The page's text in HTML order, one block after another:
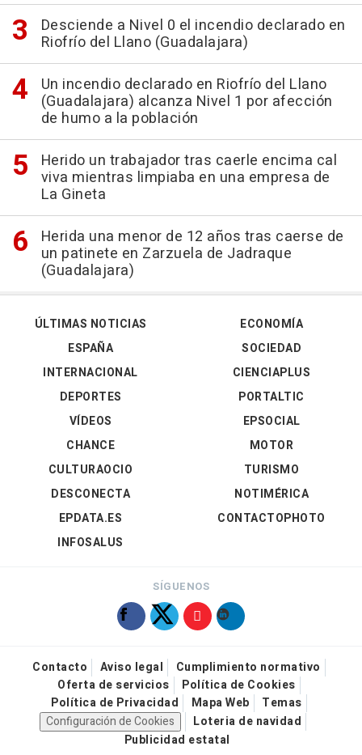
Desciende a Nivel 0 el incendio declarado en
Riofrío del Llano (Guadalajara)
Un incendio declarado en Riofrío del Llano
(Guadalajara) alcanza Nivel 1 por afección
de humo a la población
Herido un trabajador tras caerle encima cal
viva mientras limpiaba en una empresa de
La Gineta
Herida una menor de 12 años tras caerse de
un patinete en Zarzuela de Jadraque
(Guadalajara)
ÚLTIMAS NOTICIAS
ESPAÑA
INTERNACIONAL
DEPORTES
VÍDEOS
ECONOMÍA
SOCIEDAD
CIENCIAPLUS
PORTALTIC
EPSOCIAL
CHANCE
CULTURAOCIO
DESCONECTA
EPDATA.ES
INFOSALUS
MOTOR
TURISMO
NOTIMÉRICA
CONTACTOPHOTO
SÍGUENOS
Contacto Aviso legal
Cumplimiento normativo
Oferta de servicios
Política de Cookies
Política de Privacidad
Mapa Web
Temas
Configuración de Cookies
Loteria de navidad
Publicidad estatal